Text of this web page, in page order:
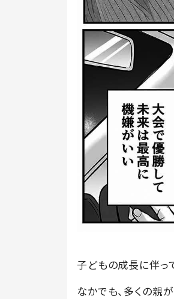
子どもの成長に伴っ
なかでも、多くの親